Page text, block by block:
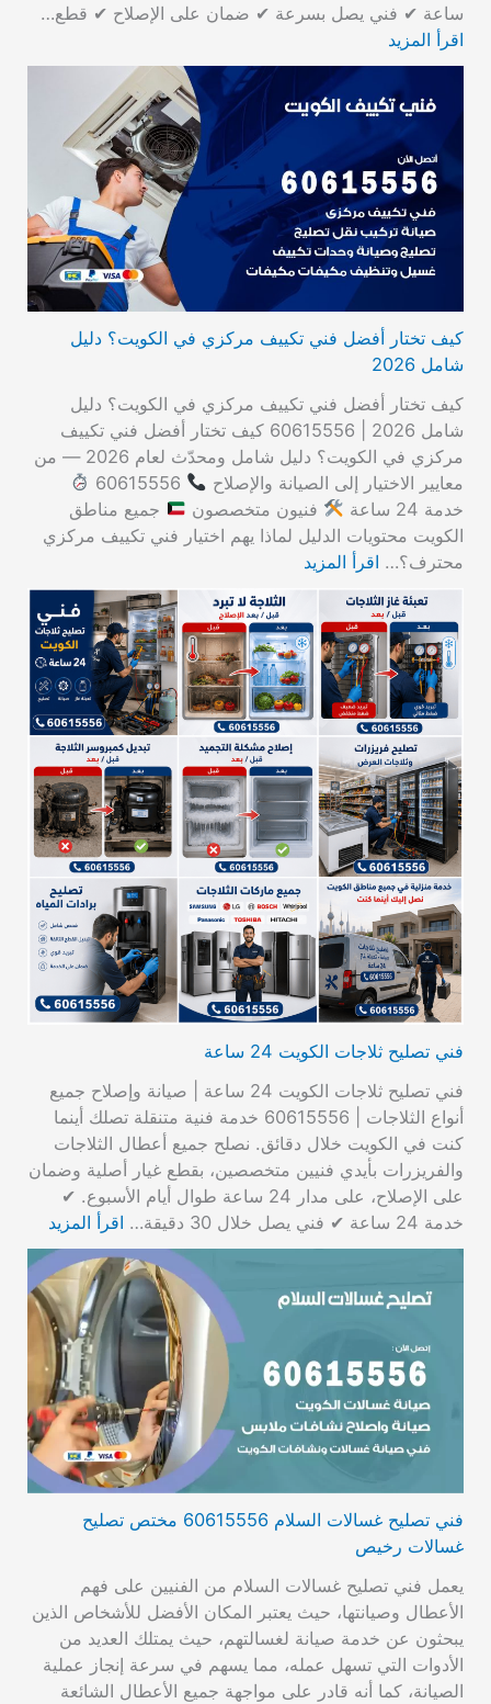
ساعة ✔ فني يصل بسرعة ✔ ضمان على الإصلاح ✔ قطع…
اقرأ المزيد
كيف تختار أفضل فني تكييف مركزي في الكويت؟ دليل
شامل 2026
كيف تختار أفضل فني تكييف مركزي في الكويت؟ دليل
شامل 2026 | 60615556 كيف تختار أفضل فني تكييف
مركزي في الكويت؟ دليل شامل ومحدّث لعام 2026 — من
معايير الاختيار إلى الصيانة والإصلاح
خدمة 24 ساعة
فنيون متخصصون
جميع مناطق
الكويت محتويات الدليل لماذا يهم اختيار فني تكييف مركزي
محترف؟… اقرأ المزيد
فني تصليح ثلاجات الكويت 24 ساعة
فني تصليح ثلاجات الكويت 24 ساعة | صيانة وإصلاح جميع
أنواع الثلاجات | 60615556 خدمة فنية متنقلة تصلك أينما
كنت في الكويت خلال دقائق. نصلح جميع أعطال الثلاجات
والفريزرات بأيدي فنيين متخصصين، بقطع غيار أصلية وضمان
على الإصلاح، على مدار 24 ساعة طوال أيام الأسبوع. ✔
خدمة 24 ساعة ✔ فني يصل خلال 30 دقيقة…
اقرأ المزيد
فني تصليح غسالات السلام 60615556 مختص تصليح
غسالات رخيص
يعمل فني تصليح غسالات السلام من الفنيين على فهم
الأعطال وصيانتها، حيث يعتبر المكان الأفضل للأشخاص الذين
يبحثون عن خدمة صيانة لغسالتهم، حيث يمتلك العديد من
الأدوات التي تسهل عمله، مما يسهم في سرعة إنجاز عملية
الصيانة، كما أنه قادر على مواجهة جميع الأعطال الشائعة